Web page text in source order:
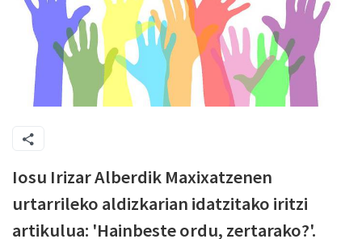
Iosu Irizar Alberdik Maxixatzenen
urtarrileko aldizkarian idatzitako iritzi
artikulua: 'Hainbeste ordu, zertarako?'.